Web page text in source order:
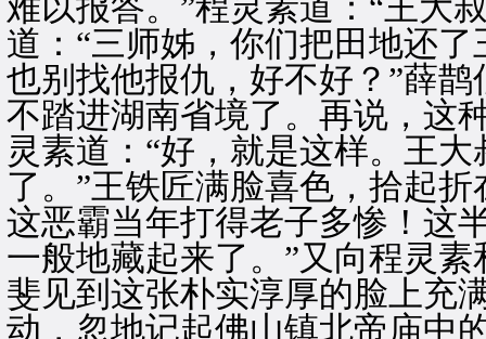
难以报答。”程灵素道：“王大
道：“三师姊，你们把田地还
也别找他报仇，好不好？”薛
不踏进湖南省境了。再说，这
灵素道：“好，就是这样。王
了。”王铁匠满脸喜色，拾起
这恶霸当年打得老子多惨！这
一般地藏起来了。”又向程灵
斐见到这张朴实淳厚的脸上充
动，忽地记起佛山镇北帝庙中